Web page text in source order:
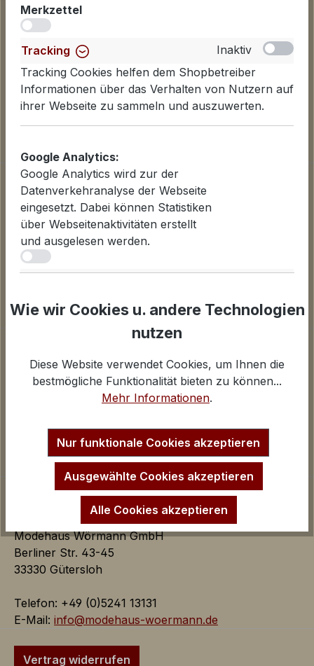
Informationen
Datenschutzerklärung
Lieferinformationen
Zahlungsarten
AGB
Widerrufsbelehrung
Über uns
Kontakt und E-Mail
Anfahrt Ladengeschäfte
Modehaus Wörmann GmbH
Berliner Str. 43-45
33330 Gütersloh
Telefon: +49 (0)5241 13131
E-Mail: info@modehaus-woermann.de
Vertrag widerrufen
Merkzettel
Tracking
Inaktiv
Tracking Cookies helfen dem Shopbetreiber
Informationen über das Verhalten von Nutzern auf
ihrer Webseite zu sammeln und auszuwerten.
Google Analytics:
Google Analytics wird zur der
Datenverkehranalyse der Webseite
eingesetzt. Dabei können Statistiken
über Webseitenaktivitäten erstellt
und ausgelesen werden.
Für Statistiken und Shop-Performance-Metriken
genutzte Cookies.
Google Analytics
Marketing Cookies dienen dazu Werbeanzeigen
auf der Webseite zielgerichtet und individuell über
mehrere Seitenaufrufe und Browsersitzungen zu
schalten.
Google AdSense:
Das Cookie wird von Google
AdSense für Förderung der
Webseite verwendet.
Google Ads:
Das Google Conversion Tracking
Wie wir Cookies u. andere Technologien
nutzen
Diese Website verwendet Cookies, um Ihnen die
bestmögliche Funktionalität bieten zu können...
Mehr Informationen.
Nur funktionale Cookies akzeptieren
Ausgewählte Cookies akzeptieren
Alle Cookies akzeptieren